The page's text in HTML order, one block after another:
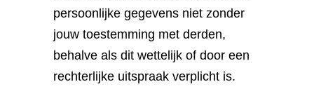
persoonlijke gegevens niet zonder
jouw toestemming met derden,
behalve als dit wettelijk of door een
rechterlijke uitspraak verplicht is.